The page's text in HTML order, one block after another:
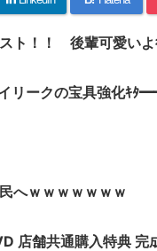
ト！！ 後輩可愛いよ
イリークの宝具強
へｗｗｗｗｗｗｗ
店舗共通購入